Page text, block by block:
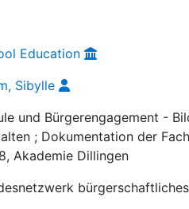
Education
Sibylle
und Bürgerengagement -
; Dokumentation der
Akademie Dillingen